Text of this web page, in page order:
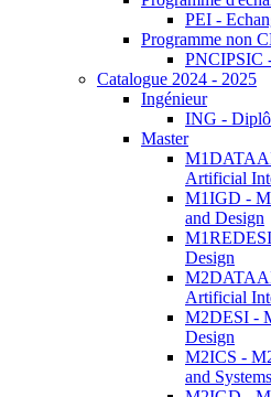
PEI -
Programme non
PNCIPSIC
Catalogue 2024 - 2025
Ingénieur
ING -
Master
Artificial
M1IGD -
and Design
Design
Artificial
M2DESI -
Design
M2ICS -
and Systems